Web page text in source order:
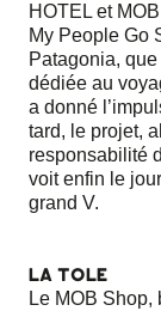
HOTEL et
My People Go
Patagonia,
dédiée au
a donné
tard, le projet,
responsabilité
voit enfin le
grand V.
LA TOLE
Le MOB Shop,